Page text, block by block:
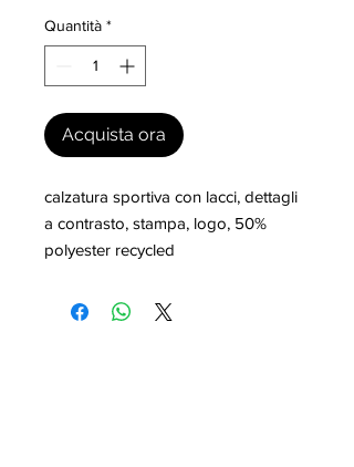
Quantità *
Acquista ora
calzatura sportiva con lacci, dettagli
a contrasto, stampa, logo, 50%
polyester recycled